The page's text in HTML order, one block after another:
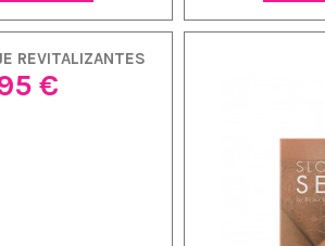
REVITALIZANTES
€